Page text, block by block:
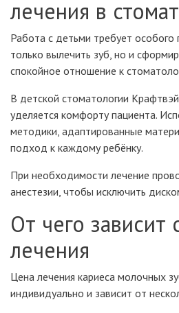
лечения в
Работа с детьми требует
только вылечить зуб, но и
спокойное отношение к
В детской стоматологии
уделяется комфорту пациента.
методики, адаптированные
подход к каждому ребёнку.
При необходимости лечение
анестезии, чтобы исключить
От чего зависит
лечения
Цена лечения кариеса молочных
индивидуально и зависит от